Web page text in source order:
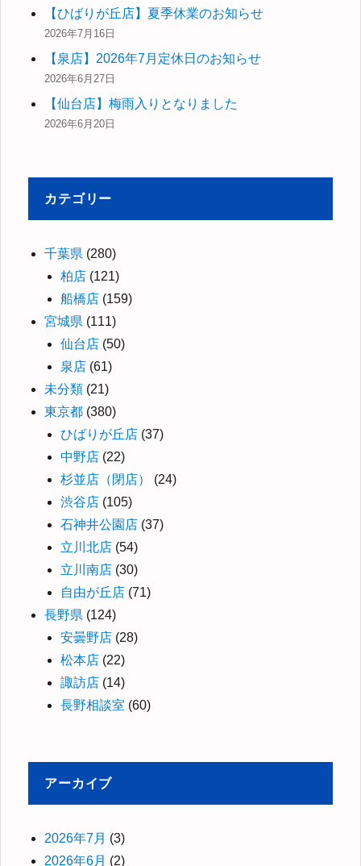
【ひばりが丘店】夏季休業のお知らせ
2026年7月16日
【泉店】2026年7月定休日のお知らせ
2026年6月27日
【仙台店】梅雨入りとなりました
2026年6月20日
カテゴリー
千葉県 (280)
柏店 (121)
船橋店 (159)
宮城県 (111)
仙台店 (50)
泉店 (61)
未分類 (21)
東京都 (380)
ひばりが丘店 (37)
中野店 (22)
杉並店（閉店）
(24)
渋谷店 (105)
石神井公園店 (37)
立川北店 (54)
立川南店 (30)
自由が丘店 (71)
長野県 (124)
安曇野店 (28)
松本店 (22)
諏訪店 (14)
長野相談室 (60)
アーカイブ
2026年7月 (3)
2026年6月 (2)